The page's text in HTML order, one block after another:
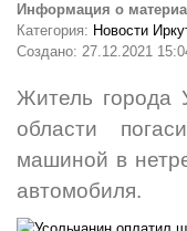
Информация о
Категория: Новости
Создано: 27.12.2021
Житель города
области
машиной в
автомобиля.